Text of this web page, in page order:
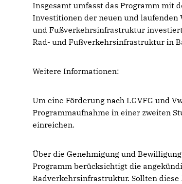
Insgesamt umfasst das Programm mit
Investitionen der neuen und laufenden
und Fußverkehrsinfrastruktur
Rad- und Fußverkehrsinfrastruktur in
Weitere Informationen:
Um eine Förderung nach LGVFG und
Programmaufnahme in einer zweiten
einreichen.
Über die Genehmigung und
Programm berücksichtigt die
Radverkehrsinfrastruktur. Sollten